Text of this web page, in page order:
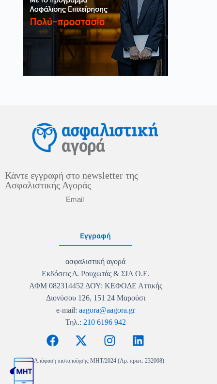
Κάντε εγγραφή στο newsletter της
Ασφαλιστικής Αγοράς
Εγγραφή
ασφαλιστική αγορά
Εκδόσεις Δ. Ρουχωτάς & ΣΙΑ Ο.Ε.
ΑΦΜ 082314452 ΔΟΥ: ΚΕΦΟΔΕ Αττικής
Διονύσου 126, 151 24 Μαρούσι
e-mail: aagora@aagora.gr
Τηλ.: 210 6196 942
Απόφαση πιστοποίησης MHT/2024 (Αρ. πρωτ. 232008)